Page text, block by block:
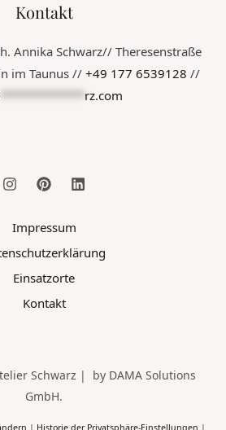
Kontakt
Annika Schwarz// Theresenstraße
im Taunus // +49 177 6539128 //
************* rz.com
Impressum
Einsatzorte
Kontakt
Schwarz | by DAMA Solutions
GmbH.
| Historie der Privatsphäre-Einstellungen |